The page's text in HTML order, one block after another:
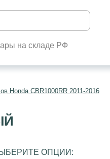
на складе РФ
Honda CBR1000RR 2011-2016
ОПЦИИ: